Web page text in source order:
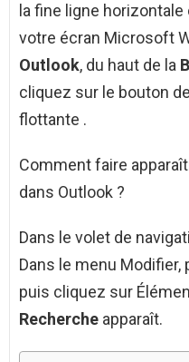
la fine ligne
votre écran Microsoft
Outlook, du haut de la
cliquez sur le bouton
flottante .
Comment faire
dans Outlook ?
Dans le volet de
Dans le menu Modifier,
puis cliquez sur
Recherche apparaît.